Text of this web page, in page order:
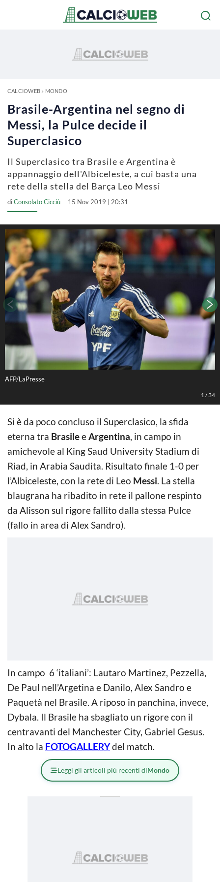
CALCIOWEB» MONDO
Brasile-Argentina nel segno di
Messi, la Pulce decide il
Superclasico
Il Superclasico tra Brasile e Argentina è
appannaggio dell'Albiceleste, a cui basta una
rete della stella del Barça Leo Messi
diConsolato Cicciù 15 Nov 2019 | 20:31
AFP/LaPresse
1 /34
Si è da poco concluso il Superclasico, la sfida
eterna tra BrasileeArgentina, in campo in
amichevole al King Saud University Stadium di
Riad, in Arabia Saudita. Risultato finale 1-0 per
l’Albiceleste, con la rete di Leo Messi. La stella
blaugrana ha ribadito in rete il pallone respinto
da Alisson sul rigore fallito dalla stessa Pulce
(fallo in area di Alex Sandro).
In campo 6 ‘italiani’: Lautaro Martinez, Pezzella,
De Paul nell’Argetina e Danilo, Alex Sandro e
Paquetà nel Brasile. A riposo in panchina, invece,
Dybala. Il Brasile ha sbagliato un rigore con il
centravanti del Manchester City, Gabriel Gesus.
In alto la FOTOGALLERYdel match.
Leggi gli articoli più recenti diMondo